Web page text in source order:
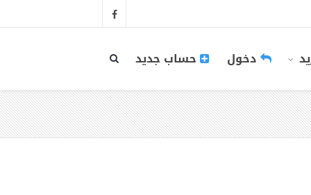
دخول حساب جديد